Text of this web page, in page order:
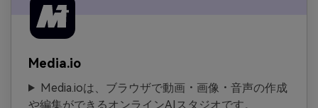
Media.io
Media.ioは、ブラウザで動画・画像・音声の作成
や編集ができるオンラインAIスタジオです。